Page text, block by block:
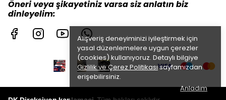
Alışveriş deneyiminizi iyileştirmek için
yasal düzenlemelere uygun çerezler
(cookies) kullanıyoruz. Detaylı bilgiye
Gizlilik ve Çerez Politikasısayfamızdan
erişebilirsiniz.
Anladım
Öneri veya şikayetiniz varsa siz anlatın biz
dinleyelim: